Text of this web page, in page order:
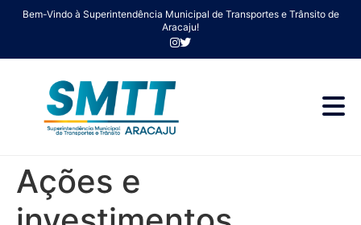
Bem-Vindo à Superintendência Municipal de Transportes e Trânsito de
Aracaju!
Ações e